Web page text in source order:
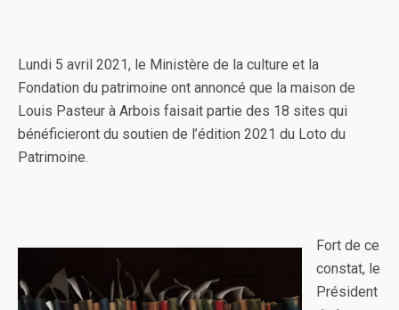
Lundi 5 avril 2021, le Ministère de la culture et la
Fondation du patrimoine ont annoncé que la maison de
Louis Pasteur à Arbois faisait partie des 18 sites qui
bénéficieront du soutien de l’édition 2021 du Loto du
Patrimoine.
Fort de ce
constat, le
Président